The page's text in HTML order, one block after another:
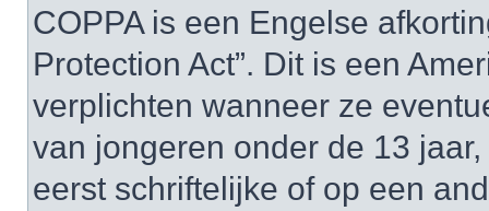
COPPA is een Engelse
Protection Act”. Dit is een
verplichten wanneer ze
van jongeren onder de 13
eerst schriftelijke of op een